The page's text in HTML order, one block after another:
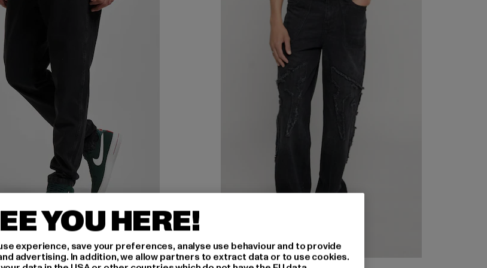
KMI-PL031-001-03 KK Small Signature Tapered Five Pocket Denim
YOU HERE!
experience, save your preferences, analyse use behaviour and to provide
advertising. In addition, we allow partners to extract data or to use cookies.